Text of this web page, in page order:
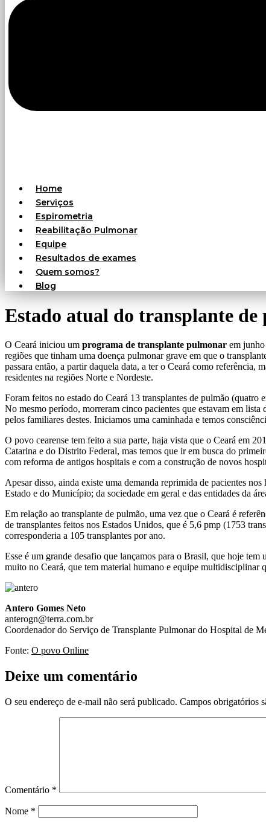
Home
Serviços
Espirometria
Reabilitação Pulmonar
Equipe
Resultados de exames
Quem somos?
Blog
Estado atual do transplante de
O Ceará iniciou um programa de transplante pulmonar em junho
regiões que tinham uma doença pulmonar grave em que o
passara então, a partir daquela data, a ter o Ceará como referência,
residentes na regiões Norte e Nordeste.
Foram feitos no estado do Ceará 13 transplantes de pulmão
No mesmo período, morreram cinco pacientes que estavam em
pelos familiares destes. Iniciamos uma caminhada e temos
O povo cearense tem feito a sua parte, haja vista que o Ceará em
Catarina e do Distrito Federal, mas temos que ir em busca do
com reforma de antigos hospitais e com a construção de novos
Apesar disso, ainda existe uma demanda reprimida de pacientes
Estado e do Município; da sociedade em geral e das entidades da
Em relação ao transplante de pulmão, uma vez que o Ceará é
de transplantes feitos nos Estados Unidos, que é 5,6 pmp (1753
corresponderia a 105 transplantes por ano.
Esse é um grande desafio que lançamos para o Brasil, que hoje
muito no Ceará, que tem material humano e equipe multidisciplinar
Antero Gomes Neto
anterogn@terra.com.br
Coordenador do Serviço de Transplante Pulmonar do Hospital de
Fonte: O povo Online
Deixe um comentário
O seu endereço de e-mail não será publicado. Campos obrigatórios
Comentário *
Nome *